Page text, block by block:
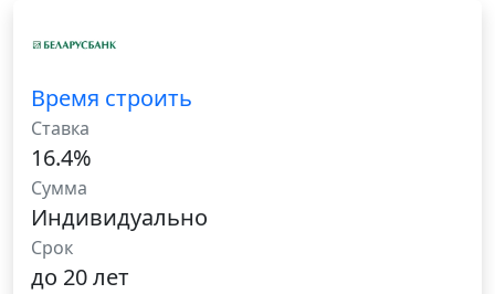
Время строить
Ставка
16.4%
Сумма
Индивидуально
Срок
до 20 лет